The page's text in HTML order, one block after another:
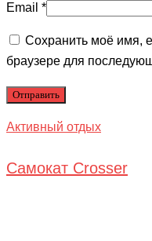
Email *
Сохранить моё имя,
браузере для
Активный отдых
Самокат Crosser